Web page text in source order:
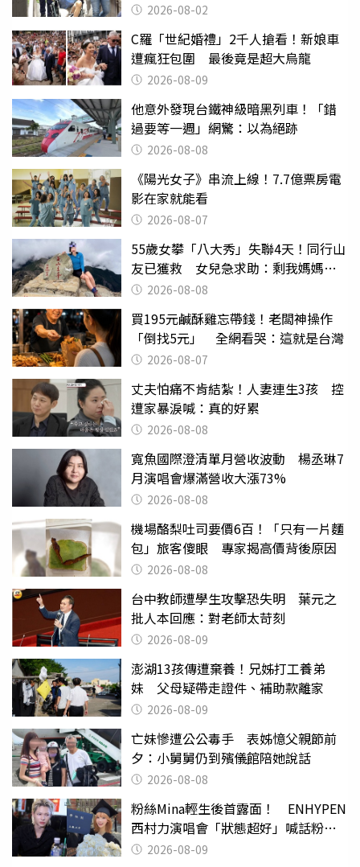
2026-08-02
C羅「世紀婚禮」2千人搶看！新娘車
遭瘋狂包圍 最後竟是超大烏龍
2026-08-09
他意外發現台鐵神級暗黑列車！「錯
過要等一週」網驚：以為絕跡
2026-08-08
《陽光女子》串流上線！7.7億票房電
影在家就能看
2026-08-07
55歲女攀「八大秀」失聯4天！同行山
友已獲救 女兒急求助：剩我媽媽還
沒找到
2026-08-08
買195元鹹酥雞忘帶錢！老闆神操作
「倒找5元」 全網看哭：這就是台灣
2026-08-07
丈夫怕痛不肯結紮！人妻連生3孩 控
遭家暴淚喊：真的好累
2026-08-08
寬魚國際澄清單月營收波動 楊丞琳7
月演唱會爆滿營收大漲73%
2026-08-08
機場酪梨吐司要價6百！「只有一片麵
包」旅客傻眼 專家揭高價背後原因
2026-08-08
台中教師遭學生攻擊恐失明 葉元之
批人本回應：對老師太苛刻
2026-08-09
澎湖13孩傳遭棄養！兄姊打工養弟
妹 父母疑帶走證件、補助款離家
2026-08-09
亡妹慘遭公公毒手 表姊憶父親節前
夕：小舅舅仍到殯儀館陪她說話
2026-08-08
粉絲Mina輕生後首露面！ ENHYPEN
西村力演唱會「狀態超好」喊話粉
絲：我們心意相通
2026-08-09